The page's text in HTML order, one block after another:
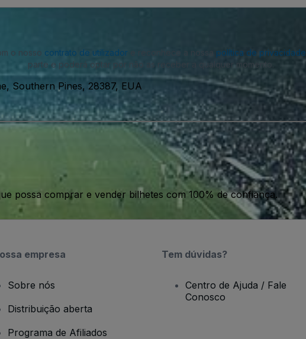
o nosso contrato de utilizador política de privacidade
parte e poderá optar por não as receber a qualquer momento.
Southern Pines, 28387, EUA
possa comprar e vender bilhetes com 100% de confiança.
empresa
Sobre nós
Distribuição aberta
Programa de Afiliados
Tem dúvidas?
Centro de Ajuda / Fale
Conosco